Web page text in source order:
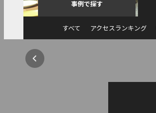
事例で探す
すべて アクセスランキング